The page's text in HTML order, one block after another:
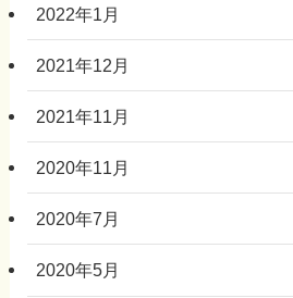
2022年1月
2021年12月
2021年11月
2020年11月
2020年7月
2020年5月